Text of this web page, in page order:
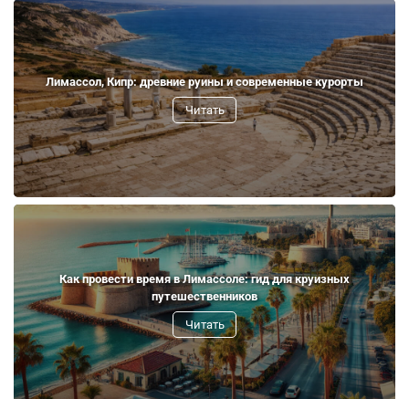
Лимассол, Кипр: древние руины и современные курорты
Читать
Как провести время в Лимассоле: гид для круизных
путешественников
Читать